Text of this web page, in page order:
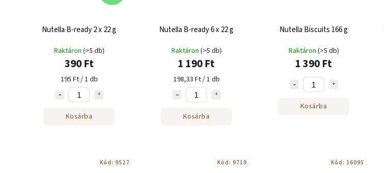
Nutella B-ready 2 x 22 g
Raktáron (>5 db)
390 Ft
195 Ft / 1 db
Kosárba
Nutella B-ready 6 x 22 g
Raktáron (>5 db)
1 190 Ft
198,33 Ft / 1 db
Kosárba
Nutella Biscuits 166 g
Raktáron (>5 db)
1 390 Ft
Kosárba
Kód: 9527 Kód: 9719 Kód: 16095